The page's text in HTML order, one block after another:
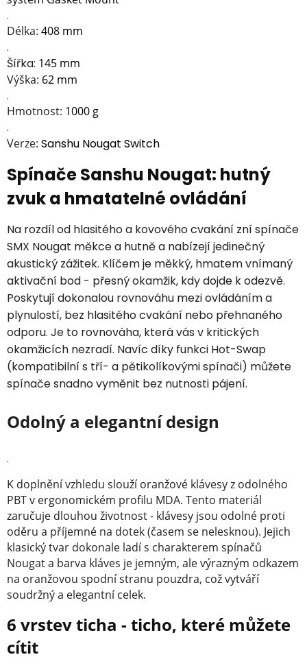
.
Délka: 408 mm
.
Šířka: 145 mm
Výška: 62 mm
.
Hmotnost: 1000 g
.
Verze: Sanshu Nougat Switch
Spínače Sanshu Nougat: hutný
zvuk a hmatatelné ovládání
Na rozdíl od hlasitého a kovového cvakání zní spínače
SMX Nougat měkce a hutně a nabízejí jedinečný
akustický zážitek. Klíčem je měkký, hmatem vnímaný
aktivační bod - přesný okamžik, kdy dojde k odezvě.
Poskytují dokonalou rovnováhu mezi ovládáním a
plynulostí, bez hlasitého cvakání nebo přehnaného
odporu. Je to rovnováha, která vás v kritických
okamžicích nezradí. Navíc díky funkci Hot-Swap
(kompatibilní s tří- a pětikolíkovými spínači) můžete
spínače snadno vyměnit bez nutnosti pájení.
Odolný a elegantní design
.
K doplnění vzhledu slouží oranžové klávesy z odolného
PBT v ergonomickém profilu MDA. Tento materiál
zaručuje dlouhou životnost - klávesy jsou odolné proti
oděru a příjemné na dotek (časem se nelesknou). Jejich
klasický tvar dokonale ladí s charakterem spínačů
Nougat a barva kláves je jemným, ale výrazným odkazem
na oranžovou spodní stranu pouzdra, což vytváří
soudržný a elegantní celek.
6 vrstev ticha - ticho, které můžete
cítit